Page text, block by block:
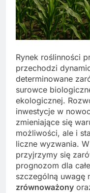
Rynek roślinności
przechodzi
determinowane
surowce
ekologicznej.
inwestycje w
zmieniające się
możliwości, ale i
liczne wyzwania.
przyjrzymy się
prognozom dla
szczególną uwagę
zrównoważony